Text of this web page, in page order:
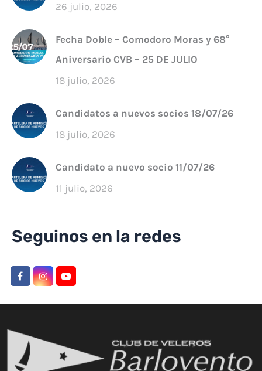
26 julio, 2026
Fecha Doble – Comodoro Moras y 68°
Aniversario CVB – 25 DE JULIO
18 julio, 2026
Candidatos a nuevos socios 18/07/26
18 julio, 2026
Candidato a nuevo socio 11/07/26
11 julio, 2026
Seguinos en la redes